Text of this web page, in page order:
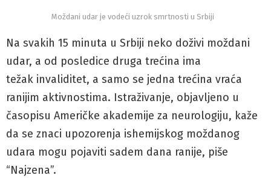
Moždani udar je vodeći uzrok smrtnosti u Srbiji
Na svakih 15 minuta u Srbiji neko doživi moždani
udar, a od posledice druga trećina ima
težak invaliditet, a samo se jedna trećina vraća
ranijim aktivnostima. Istraživanje, objavljeno u
časopisu Američke akademije za neurologiju, kaže
da se znaci upozorenja ishemijskog moždanog
udara mogu pojaviti sadem dana ranije, piše
“Najzena”.